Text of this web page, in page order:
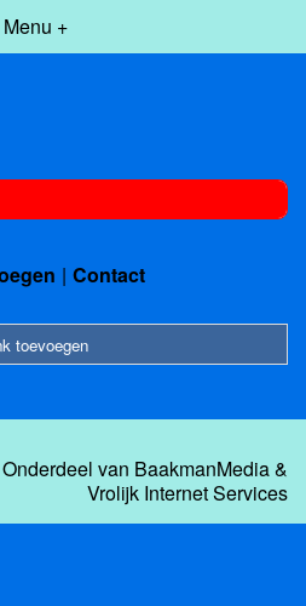
Menu +
Contact
toevoegen
van BaakmanMedia&
Vrolijk Internet Services